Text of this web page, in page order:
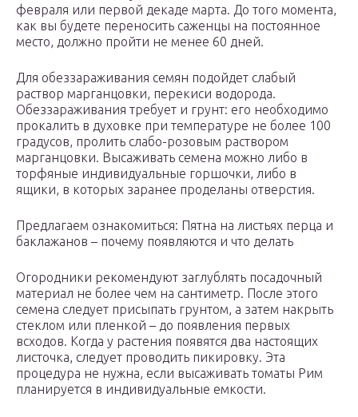
февраля или первой декаде марта. До того момента,
как вы будете переносить саженцы на постоянное
место, должно пройти не менее 60 дней.
Для обеззараживания семян подойдет слабый
раствор марганцовки, перекиси водорода.
Обеззараживания требует и грунт: его необходимо
прокалить в духовке при температуре не более 100
градусов, пролить слабо-розовым раствором
марганцовки. Высаживать семена можно либо в
торфяные индивидуальные горшочки, либо в
ящики, в которых заранее проделаны отверстия.
Предлагаем ознакомиться: Пятна на листьях перца и
баклажанов – почему появляются и что делать
Огородники рекомендуют заглублять посадочный
материал не более чем на сантиметр. После этого
семена следует присыпать грунтом, а затем накрыть
стеклом или пленкой – до появления первых
всходов. Когда у растения появятся два настоящих
листочка, следует проводить пикировку. Эта
процедура не нужна, если высаживать томаты Рим
планируется в индивидуальные емкости.